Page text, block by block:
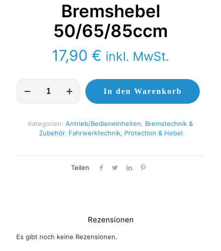
Bremshebel
50/65/85ccm
17,90 € inkl. MwSt.
50/65/85ccm
In den Warenkorb
Kategorien: Antrieb/Bedieneinheiten, Bremstechnik &
Zubehör, Fahrwerktechnik, Protection & Hebel
Teilen
Rezensionen
Es gibt noch keine Rezensionen.